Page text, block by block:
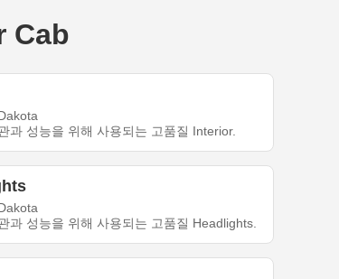
Cab
과 성능을 위해 사용되는 고품질 Interior.
과 성능을 위해 사용되는 고품질 Headlights.